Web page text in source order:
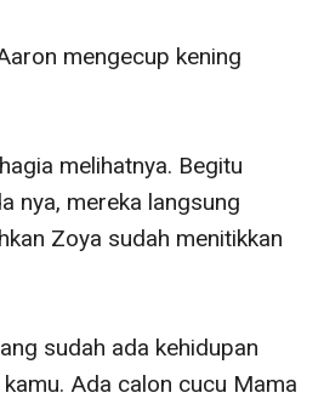
mengecup kening
melihatnya. Begitu
nya, mereka langsung
Zoya sudah menitikkan
sudah ada kehidupan
Ada calon cucu Mama